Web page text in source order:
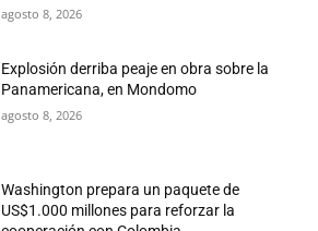
agosto 8, 2026
Explosión derriba peaje en obra sobre la
Panamericana, en Mondomo
agosto 8, 2026
Washington prepara un paquete de
US$1.000 millones para reforzar la